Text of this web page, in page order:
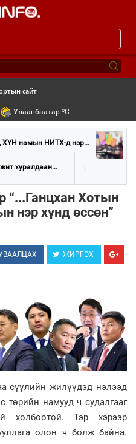
сайт
Улаанбаатар oC
ХҮН намын НИТХ-д нэр...
хуралдаан...
“...Ганцхан Хотын
нэр хүнд өссөн”
ЖИРГЭХ
сүүлийн жилүүдэд нэлээд
төрийн намууд ч судалгааг
холбоотой. Тэр хэрээр
олон ч болж байна.